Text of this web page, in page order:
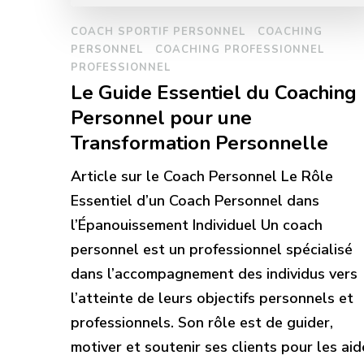
COACH SPORTIF PERSONNEL
COACHING
PERSONNEL
COACHING PROFESSIONNEL
PROFESSIONNEL
Le Guide Essentiel du Coaching
Personnel pour une
Transformation Personnelle
Article sur le Coach Personnel Le Rôle
Essentiel d’un Coach Personnel dans
l’Épanouissement Individuel Un coach
personnel est un professionnel spécialisé
dans l’accompagnement des individus vers
l’atteinte de leurs objectifs personnels et
professionnels. Son rôle est de guider,
motiver et soutenir ses clients pour les